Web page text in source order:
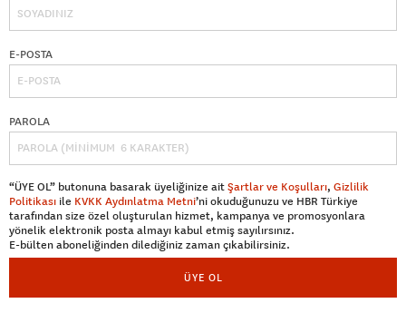
E-POSTA
PAROLA
“ÜYE OL” butonuna basarak üyeliğinize aitŞartlar ve Koşulları, Gizlilik
Politikası ile KVKK Aydınlatma Metni’ni okuduğunuzu ve HBR Türkiye
tarafından size özel oluşturulan hizmet, kampanya ve promosyonlara
yönelik elektronik posta almayı kabul etmiş sayılırsınız.
E-bülten aboneliğinden dilediğiniz zaman çıkabilirsiniz.
ÜYE OL